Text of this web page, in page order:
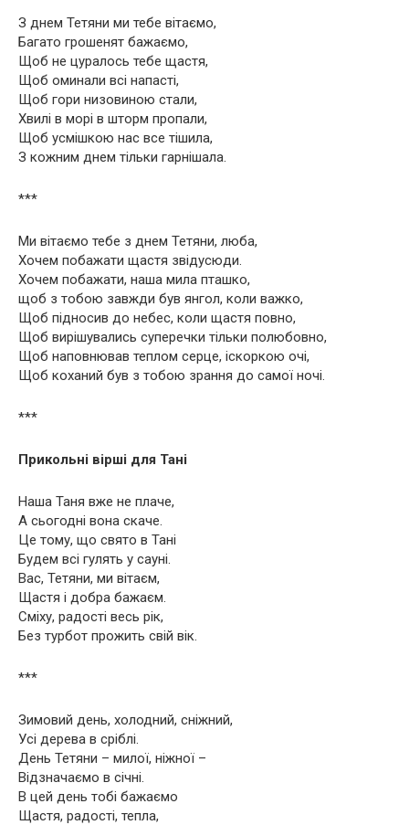
З днем Тетяни ми тебе вітаємо,
Багато грошенят бажаємо,
Щоб не цуралось тебе щастя,
Щоб оминали всі напасті,
Щоб гори низовиною стали,
Хвилі в морі в шторм пропали,
Щоб усмішкою нас все тішила,
З кожним днем тільки гарнішала.
***
Ми вітаємо тебе з днем Тетяни, люба,
Хочем побажати щастя звідусюди.
Хочем побажати, наша мила пташко,
щоб з тобою завжди був янгол, коли важко,
Щоб підносив до небес, коли щастя повно,
Щоб вирішувались суперечки тільки полюбовно,
Щоб наповнював теплом серце, іскоркою очі,
Щоб коханий був з тобою зрання до самої ночі.
***
Прикольні вірші для Тані
Наша Таня вже не плаче,
А сьогодні вона скаче.
Це тому, що свято в Тані
Будем всі гулять у сауні.
Вас, Тетяни, ми вітаєм,
Щастя і добра бажаєм.
Сміху, радості весь рік,
Без турбот прожить свій вік.
***
Зимовий день, холодний, сніжний,
Усі дерева в сріблі.
День Тетяни – милої, ніжної –
Відзначаємо в січні.
В цей день тобі бажаємо
Щастя, радості, тепла,